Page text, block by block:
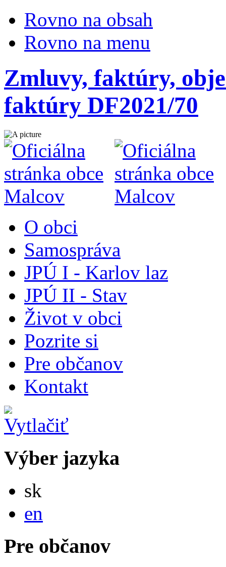
Rovno na obsah
Rovno na menu
Zmluvy, faktúry,
faktúry DF2021/70
O obci
Samospráva
JPÚ I - Karlov laz
JPÚ II - Stav
Život v obci
Pozrite si
Pre občanov
Kontakt
Výber jazyka
sk
en
Pre občanov